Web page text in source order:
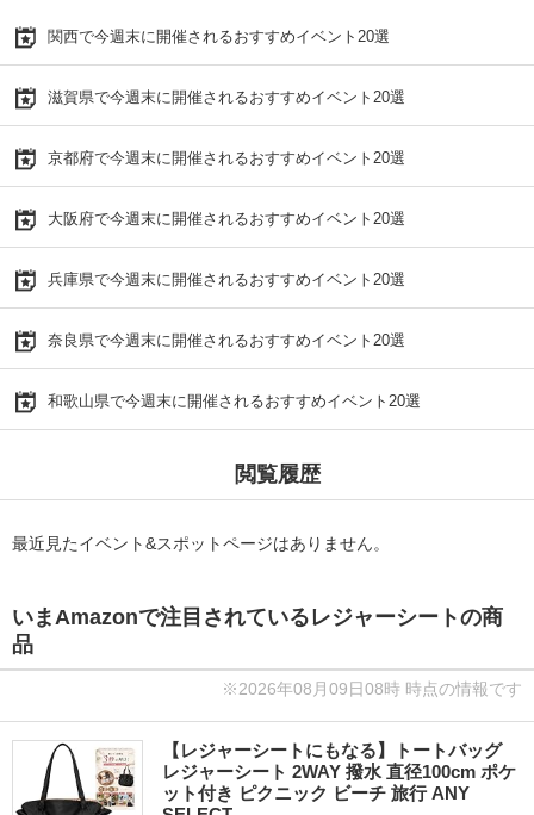
関西で今週末に開催されるおすすめイベント20選
滋賀県で今週末に開催されるおすすめイベント20選
京都府で今週末に開催されるおすすめイベント20選
大阪府で今週末に開催されるおすすめイベント20選
兵庫県で今週末に開催されるおすすめイベント20選
奈良県で今週末に開催されるおすすめイベント20選
和歌山県で今週末に開催されるおすすめイベント20選
閲覧履歴
最近見たイベント&スポットページはありません。
いまAmazonで注目されているレジャーシートの商
品
※2026年08月09日08時 時点の情報です
【レジャーシートにもなる】トートバッグ
レジャーシート 2WAY 撥水 直径100cm ポケ
ット付き ピクニック ビーチ 旅行 ANY